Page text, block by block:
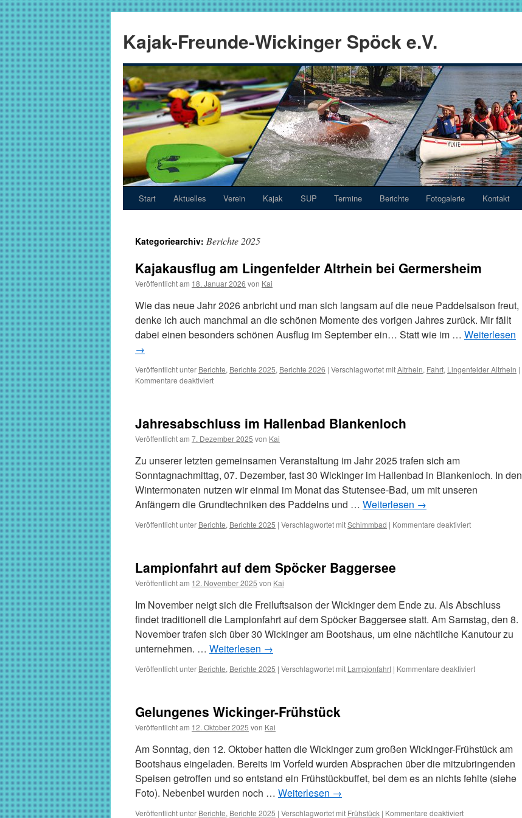
springen
Kajak-Freunde-Wickinger Spöck e.V.
Start Aktuelles Verein Kajak SUP Termine Berichte Fotogalerie Kontakt
Kategoriearchiv: Berichte 2025
Kajakausflug am Lingenfelder Altrhein bei Germersheim
Veröffentlicht am 18. Januar 2026 von Kai
Wie das neue Jahr 2026 anbricht und man sich langsam auf die neue Paddelsaison freut,
denke ich auch manchmal an die schönen Momente des vorigen Jahres zurück. Mir fällt
dabei einen besonders schönen Ausflug im September ein… Statt wie im … Weiterlesen
→
Veröffentlicht unter Berichte, Berichte 2025, Berichte 2026 | Verschlagwortet mitAltrhein, Fahrt, Lingenfelder Altrhein |
Kommentare deaktiviertfür
Altrhein
Germersheim
Jahresabschluss im Hallenbad Blankenloch
Veröffentlicht am 7. Dezember 2025 von Kai
Zu unserer letzten gemeinsamen Veranstaltung im Jahr 2025 trafen sich am
Sonntagnachmittag, 07. Dezember, fast 30 Wickinger im Hallenbad in Blankenloch. In den
Wintermonaten nutzen wir einmal im Monat das Stutensee-Bad, um mit unseren
Anfängern die Grundtechniken des Paddelns und … Weiterlesen →
Veröffentlicht unter Berichte, Berichte 2025 | Verschlagwortet mitSchimmbad | Kommentare deaktiviertfür
Lampionfahrt auf dem Spöcker Baggersee
Veröffentlicht am 12. November 2025 von Kai
Im November neigt sich die Freiluftsaison der Wickinger dem Ende zu. Als Abschluss
findet traditionell die Lampionfahrt auf dem Spöcker Baggersee statt. Am Samstag, den 8.
November trafen sich über 30 Wickinger am Bootshaus, um eine nächtliche Kanutour zu
unternehmen. … Weiterlesen →
Veröffentlicht unter Berichte, Berichte 2025 | Verschlagwortet mit Lampionfahrt | Kommentare deaktiviertfür
Gelungenes Wickinger-Frühstück
Veröffentlicht am 12. Oktober 2025 von Kai
Am Sonntag, den 12. Oktober hatten die Wickinger zum großen Wickinger-Frühstück am
Bootshaus eingeladen. Bereits im Vorfeld wurden Absprachen über die mitzubringenden
Speisen getroffen und so entstand ein Frühstückbuffet, bei dem es an nichts fehlte (siehe
Foto). Nebenbei wurden noch … Weiterlesen →
Veröffentlicht unter Berichte, Berichte 2025 | Verschlagwortet mit Frühstück | Kommentare deaktiviertfür